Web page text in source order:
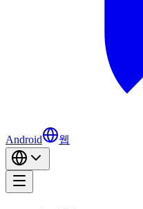
Android 웹